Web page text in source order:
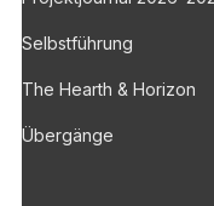
Selbstführung
The Hearth & Horizon
Übergänge